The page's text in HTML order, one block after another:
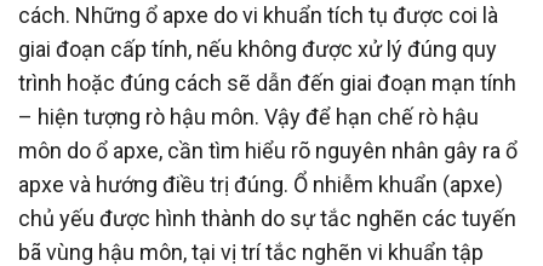
cách. Những ổ apxe do vi khuẩn tích tụ được coi là
giai đoạn cấp tính, nếu không được xử lý đúng quy
trình hoặc đúng cách sẽ dẫn đến giai đoạn mạn tính
– hiện tượng rò hậu môn. Vậy để hạn chế rò hậu
môn do ổ apxe, cần tìm hiểu rõ nguyên nhân gây ra ổ
apxe và hướng điều trị đúng. Ổ nhiễm khuẩn (apxe)
chủ yếu được hình thành do sự tắc nghẽn các tuyến
bã vùng hậu môn, tại vị trí tắc nghẽn vi khuẩn tập